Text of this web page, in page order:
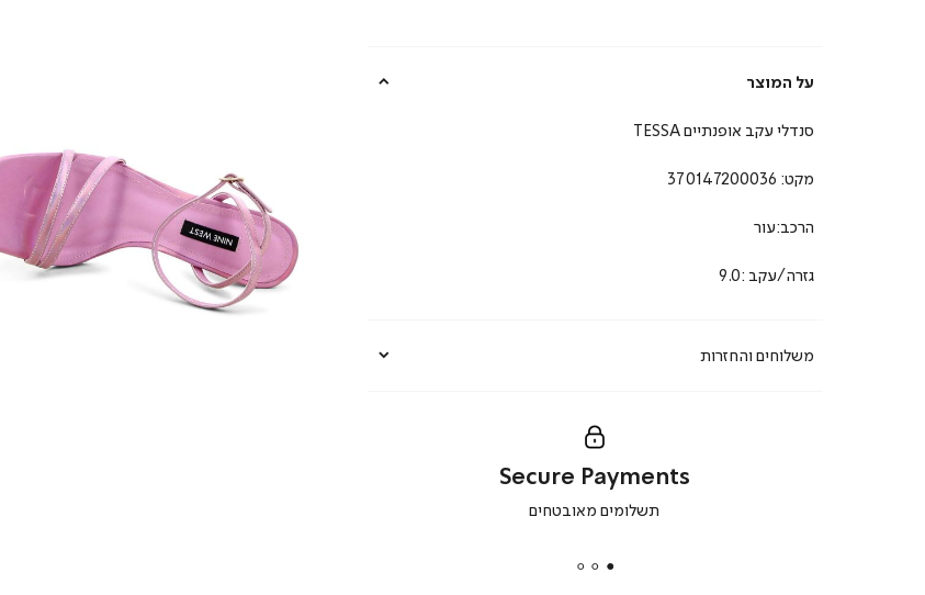
על המוצר
משלוחים והחזרות
סנדלי עקב אופנתיים TESSA
מקט: 370147200036
הרכב:עור
גזרה/עקב :9.0
secure
Secure Payments
תשלומים מאובטחים